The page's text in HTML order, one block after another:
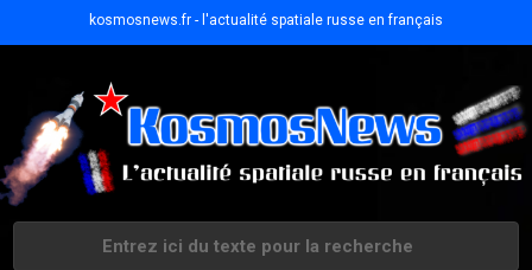
kosmosnews.fr - l'actualité spatiale russe en français